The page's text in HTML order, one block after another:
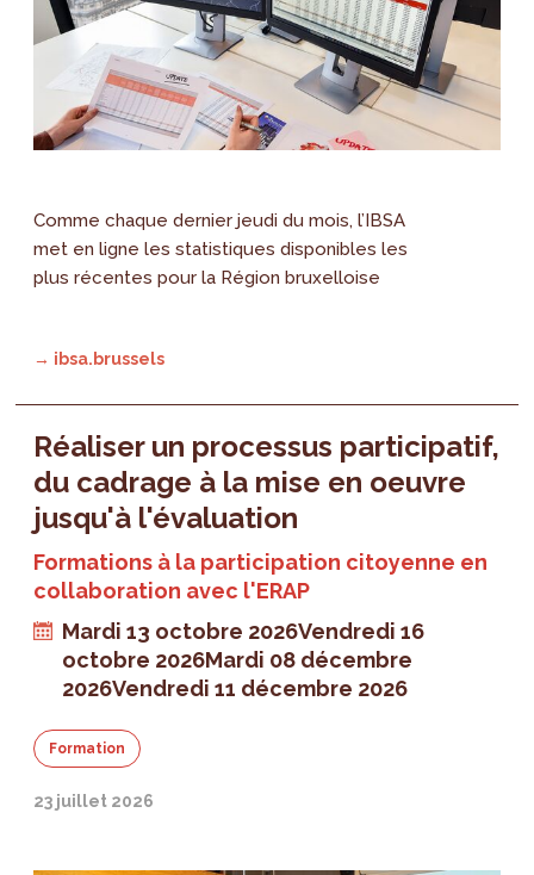
Comme chaque dernier jeudi du mois, l’IBSA
met en ligne les statistiques disponibles les
plus récentes pour la Région bruxelloise
→ ibsa.brussels
Réaliser un processus participatif,
du cadrage à la mise en oeuvre
jusqu'à l'évaluation
Formations à la participation citoyenne en
collaboration avec l'ERAP
Mardi 13 octobre 2026Vendredi 16
octobre 2026Mardi 08 décembre
2026Vendredi 11 décembre 2026
Formation
23 juillet 2026